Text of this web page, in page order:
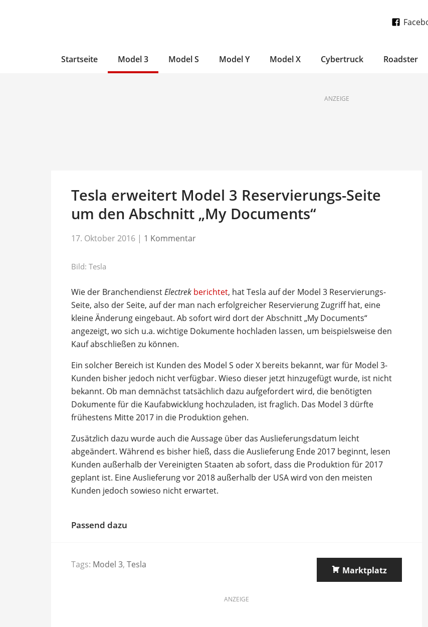
Startseite Model 3 Model S Model Y Model X Cybertruck Roadster
ANZEIGE
Tesla erweitert Model 3 Reservierungs-Seite
um den Abschnitt „My Documents“
17. Oktober 2016 | 1 Kommentar
Bild: Tesla
Wie der BranchendienstElectrek berichtet, hat Tesla auf der Model 3 Reservierungs-
Seite, also der Seite, auf der man nach erfolgreicher Reservierung Zugriff hat, eine
kleine Änderung eingebaut. Ab sofort wird dort der Abschnitt „My Documents“
angezeigt, wo sich u.a. wichtige Dokumente hochladen lassen, um beispielsweise den
Kauf abschließen zu können.
Ein solcher Bereich ist Kunden des Model S oder X bereits bekannt, war für Model 3-
Kunden bisher jedoch nicht verfügbar. Wieso dieser jetzt hinzugefügt wurde, ist nicht
bekannt. Ob man demnächst tatsächlich dazu aufgefordert wird, die benötigten
Dokumente für die Kaufabwicklung hochzuladen, ist fraglich. Das Model 3 dürfte
frühestens Mitte 2017 in die Produktion gehen.
Zusätzlich dazu wurde auch die Aussage über das Auslieferungsdatum leicht
abgeändert. Während es bisher hieß, dass die Auslieferung Ende 2017 beginnt, lesen
Kunden außerhalb der Vereinigten Staaten ab sofort, dass die Produktion für 2017
geplant ist. Eine Auslieferung vor 2018 außerhalb der USA wird von den meisten
Kunden jedoch sowieso nicht erwartet.
Passend dazu
Tags: Model 3, Tesla
Marktplatz
ANZEIGE